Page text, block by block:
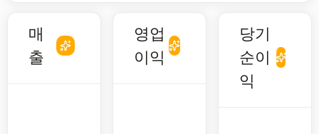
매
출
영업
이익
당기
순이
익